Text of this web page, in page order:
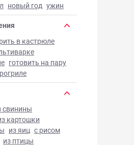
новый год ужин
в кастрюле
готовить на пару
свинины
картошки
из яиц с рисом
из птицы